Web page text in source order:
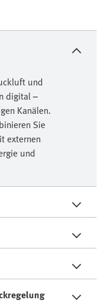
und
digital –
Kanälen.
Sie
externen
und